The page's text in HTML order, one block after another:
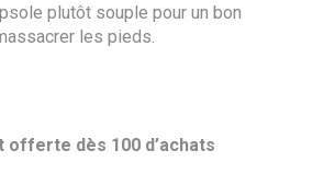
plutôt souple pour un bon
les pieds.
offerte dès 100 d’achats